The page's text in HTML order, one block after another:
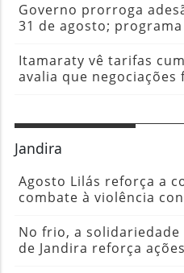
Governo prorroga
31 de agosto;
Itamaraty vê tarifas
avalia que negociações
Jandira
Agosto Lilás reforça a
combate à violência
No frio, a
de Jandira reforça